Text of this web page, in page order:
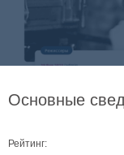
Основные
Рейтинг: